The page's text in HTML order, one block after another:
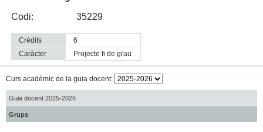
Codi:
35229
Crèdits
6
Caràcter
projecte fi de grau
Curs acadèmic de la guia docent:
Guia docent 2025-2026
Grups